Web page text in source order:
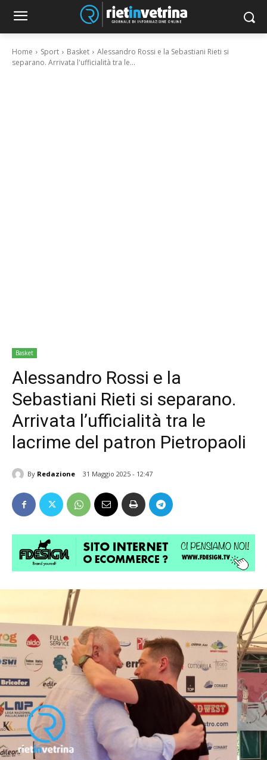
Home Sport Basket
Alessandro Rossi e la Sebastiani Rieti si
separano. Arrivata l'ufficialità tra le...
Basket
Alessandro Rossi e la
Sebastiani Rieti si separano.
Arrivata l’ufficialità tra le
lacrime del patron Pietropaoli
By Redazione 31 Maggio 2025 - 12:47